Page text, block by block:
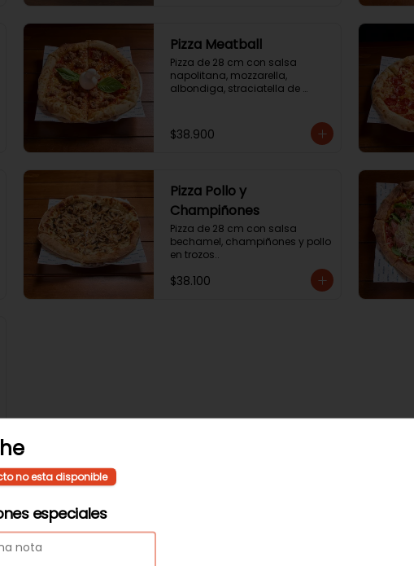
Pizza Meatball
Pizza de 28 cm con salsa
napolitana, mozzarella,
albondiga, straciatella de
$38.900
Pizza Pollo y
Champiñones
Pizza de 28 cm con salsa
bechamel, champiñones y pollo
en trozos..
$38.100
no esta disponible
especiales